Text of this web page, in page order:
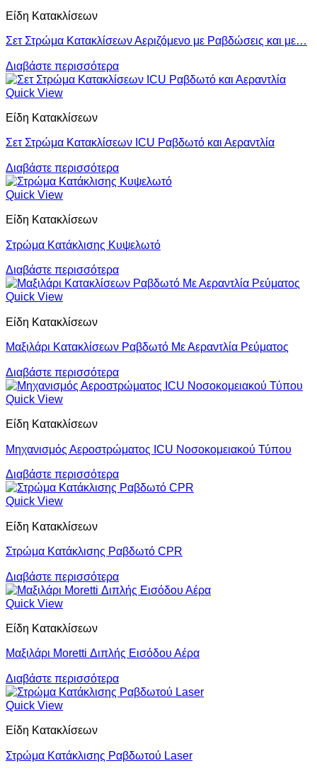
Είδη Κατακλίσεων
Σετ Στρώμα Κατακλίσεων Αεριζόμενο με Ραβδώσεις και με…
Διαβάστε περισσότερα
Quick View
Είδη Κατακλίσεων
Σετ Στρώμα Κατακλίσεων ICU Ραβδωτό και Αεραντλία
Διαβάστε περισσότερα
Quick View
Είδη Κατακλίσεων
Στρώμα Κατάκλισης Κυψελωτό
Διαβάστε περισσότερα
Quick View
Είδη Κατακλίσεων
Μαξιλάρι Κατακλίσεων Ραβδωτό Με Αεραντλία Ρεύματος
Διαβάστε περισσότερα
Quick View
Είδη Κατακλίσεων
Μηχανισμός Αεροστρώματος ICU Νοσοκομειακού Τύπου
Διαβάστε περισσότερα
Quick View
Είδη Κατακλίσεων
Στρώμα Κατάκλισης Ραβδωτό CPR
Διαβάστε περισσότερα
Quick View
Είδη Κατακλίσεων
Μαξιλάρι Moretti Διπλής Εισόδου Αέρα
Διαβάστε περισσότερα
Quick View
Είδη Κατακλίσεων
Στρώμα Κατάκλισης Ραβδωτού Laser